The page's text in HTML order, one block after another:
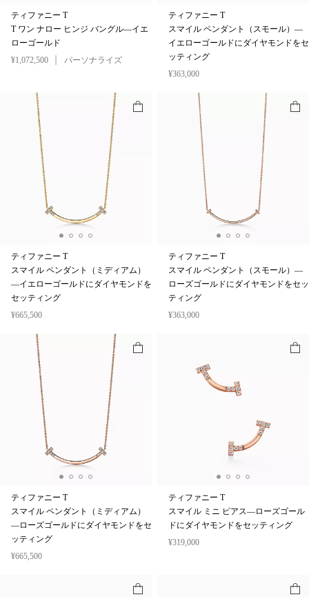
ティファニー T
T ワン ナロー ヒンジ バングル—イエ
ローゴールド
¥1,072,500
パーソナライズ
ティファニー T
スマイル ペンダント（スモール）—
イエローゴールドにダイヤモンドをセ
ッティング
¥363,000
ティファニー T
スマイル ペンダント（ミディアム）
—イエローゴールドにダイヤモンドを
セッティング
¥665,500
ティファニー T
スマイル ペンダント（スモール）—
ローズゴールドにダイヤモンドをセッ
ティング
¥363,000
ティファニー T
スマイル ペンダント（ミディアム）
—ローズゴールドにダイヤモンドをセ
ッティング
¥665,500
ティファニー T
スマイル ミニ ピアス—ローズゴール
ドにダイヤモンドをセッティング
¥319,000